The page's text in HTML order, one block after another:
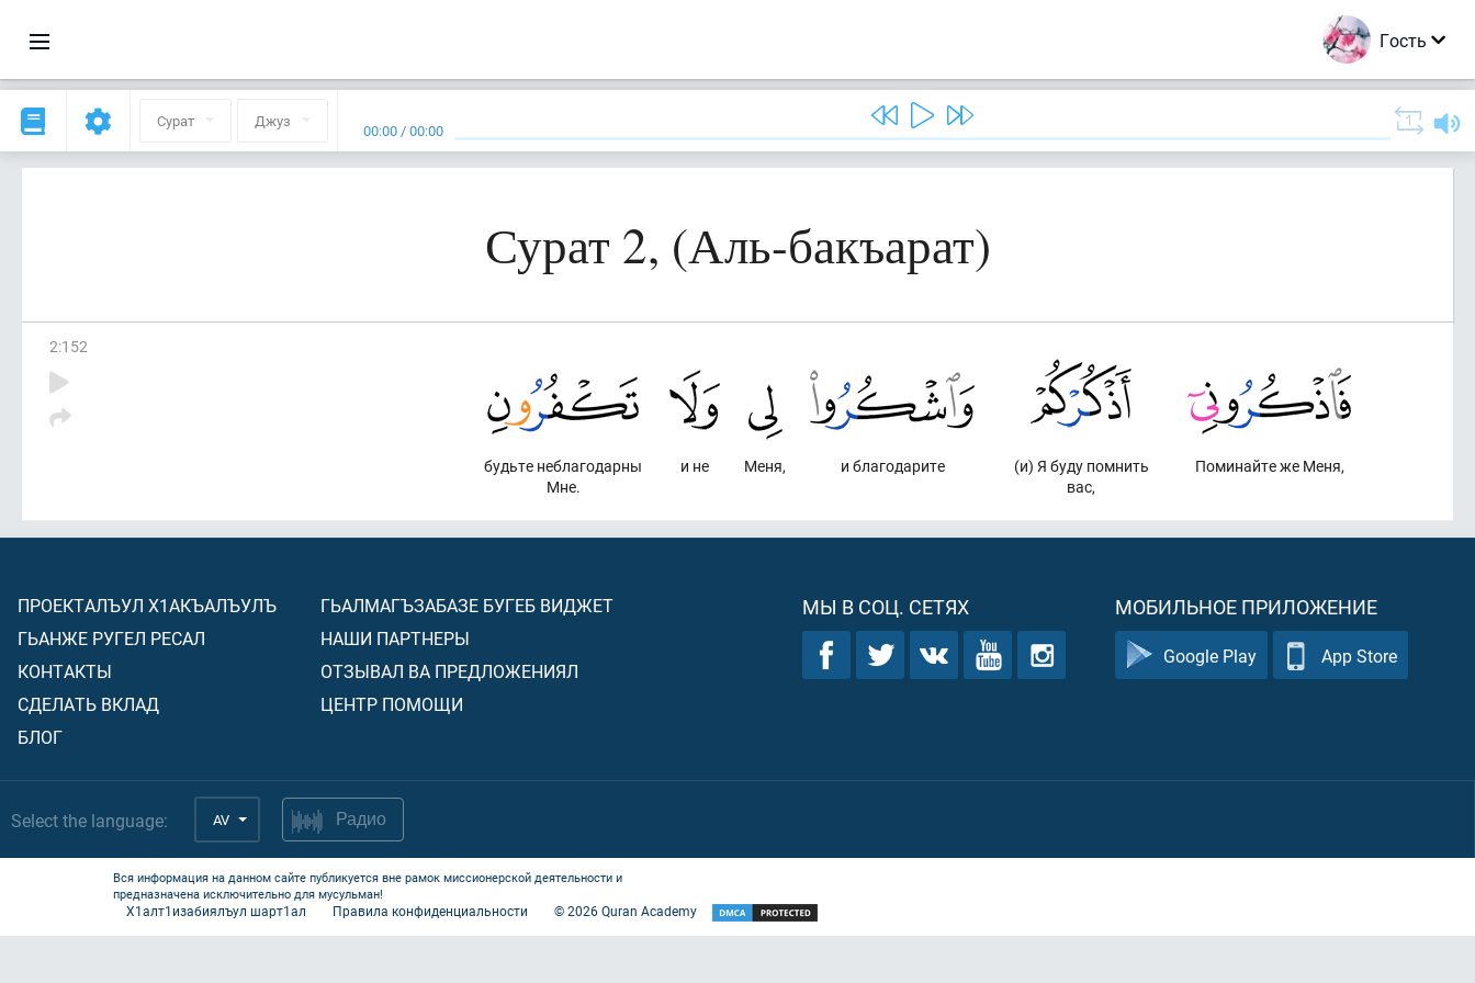
Гость
Сурат Джуз 00:00 /00:00
Сурат 2, (Аль-бакъарат)
2:152
Поминайте же Меня,
(и) Я буду помнить
вас,
и благодарите
Меня,
и не
будьте неблагодарны
Мне.
ПРОЕКТАЛЪУЛ Х1АКЪАЛЪУЛЪ
ГЬАНЖЕ РУГЕЛ РЕСАЛ
КОНТАКТЫ
СДЕЛАТЬ ВКЛАД
БЛОГ
ГЬАЛМАГЪЗАБАЗЕ БУГЕБ ВИДЖЕТ
НАШИ ПАРТНЕРЫ
ОТЗЫВАЛ ВА ПРЕДЛОЖЕНИЯЛ
ЦЕНТР ПОМОЩИ
МЫ В СОЦ. СЕТЯХ МОБИЛЬНОЕ ПРИЛОЖЕНИЕ
Google Play App Store
Select the language: AV Радио
Вся информация на данном сайте публикуется вне рамок миссионерской деятельности и
предназначена исключительно для мусульман!
Х1алт1изабиялъул шарт1ал Правила конфиденциальности ©2026Quran Academy